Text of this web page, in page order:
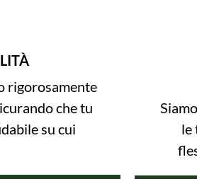
rigorosamente
che tu
su cui
le